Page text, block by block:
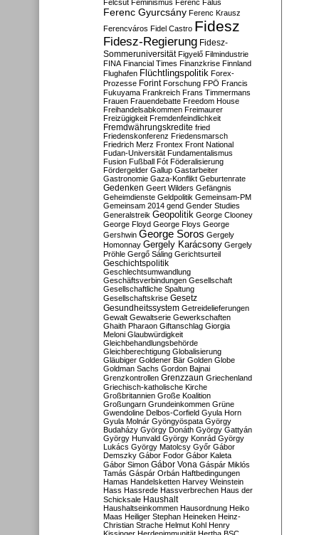
Felcsút Feminismus Ferenc Falus
Ferenc Gyurcsány Ferenc Krausz
Ferencváros Fidel Castro Fidesz
Fidesz-Regierung Fidesz-
Sommeruniversität Figyelő Filmindustrie
FINA Financial Times Finanzkrise Finnland
Flughafen Flüchtlingspolitik Forex-
Prozesse Forint Forschung FPÖ Francis
Fukuyama Frankreich Frans Timmermans
Frauen Frauendebatte Freedom House
Freihandelsabkommen Freimaurer
Freizügigkeit Fremdenfeindlichkeit
Fremdwährungskredite fried
Friedenskonferenz Friedensmarsch
Friedrich Merz Frontex Front National
Fudan-Universität Fundamentalismus
Fusion Fußball Fót Föderalisierung
Fördergelder Gallup Gastarbeiter
Gastronomie Gaza-Konflikt Geburtenrate
Gedenken Geert Wilders Gefängnis
Geheimdienste Geldpolitik Gemeinsam-PM
Gemeinsam 2014 gend Gender Studies
Generalstreik Geopolitik George Clooney
George Floyd George Floys George
Gershwin George Soros Gergely
Homonnay Gergely Karácsony Gergely
Pröhle Gergő Sáling Gerichtsurteil
Geschichtspolitik
Geschlechtsumwandlung
Geschäftsverbindungen Gesellschaft
Gesellschaftliche Spaltung
Gesellschaftskrise Gesetz
Gesundheitssystem Getreidelieferungen
Gewalt Gewaltserie Gewerkschaften
Ghaith Pharaon Giftanschlag Giorgia
Meloni Glaubwürdigkeit
Gleichbehandlungsbehörde
Gleichberechtigung Globalisierung
Gläubiger Goldener Bär Golden Globe
Goldman Sachs Gordon Bajnai
Grenzkontrollen Grenzzaun Griechenland
Griechisch-katholische Kirche
Großbritannien Große Koalition
Großungarn Grundeinkommen Grüne
Gwendoline Delbos-Corfield Gyula Horn
Gyula Molnár Gyöngyöspata György
Budaházy György Donáth György Gattyán
György Hunvald György Konrád György
Lukács György Matolcsy Győr Gábor
Demszky Gábor Fodor Gábor Kaleta
Gábor Simon Gábor Vona Gáspár Miklós
Tamás Gáspár Orbán Haftbedingungen
Hamas Handelsketten Harvey Weinstein
Hass Hassrede Hassverbrechen Haus der
Schicksale Haushalt
Haushaltseinkommen Hausordnung Heiko
Maas Heiliger Stephan Heineken Heinz-
Christian Strache Helmut Kohl Henry